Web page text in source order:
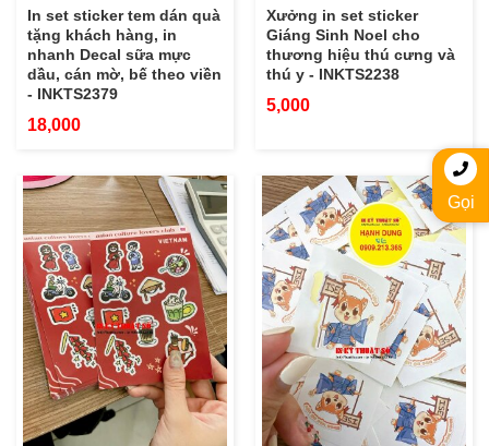
In set sticker tem dán quà
tặng khách hàng, in
nhanh Decal sữa mực
dầu, cán mờ, bế theo viền
- INKTS2379
18,000
Xưởng in set sticker
Giáng Sinh Noel cho
thương hiệu thú cưng và
thú y - INKTS2238
5,000
Gọi